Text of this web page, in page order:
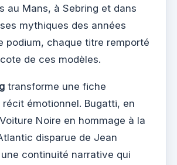
au Mans, à Sebring et dans
mythiques des années
podium, chaque titre remporté
de ces modèles.
transforme une fiche
émotionnel. Bugatti, en
Noire en hommage à la
disparue de Jean
continuité narrative qui